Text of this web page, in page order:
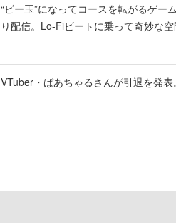
“ビー玉”になってコースを転がるゲ
り配信。Lo-Fiビートに乗って奇妙な
VTuber・ばあちゃるさんが引退を発